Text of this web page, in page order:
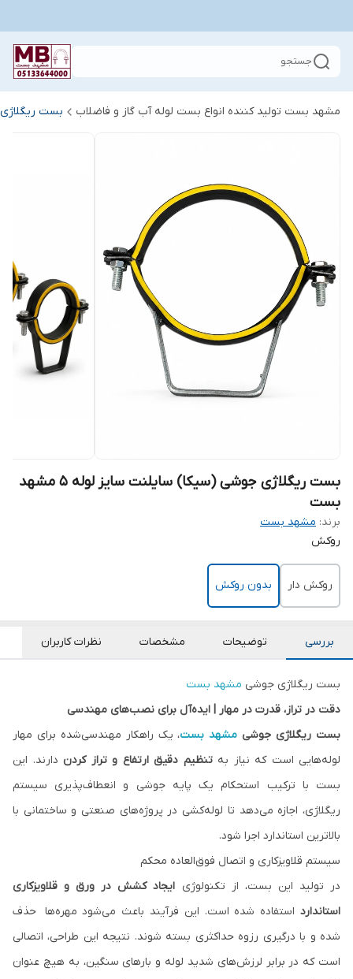
جستجو
مشهد بست تولید کننده انواع بست لوله آب گاز و فاضلاب بست
بست ریگلاژی جوشی (سیکا) سایلنت سایز لوله 5 مشهد
بست
برند: مشهد بست
روکش
روکش دار بدون روکش
بررسی توضیحات مشخصات نظرات کاربران
بست ریگلاژی جوشی مشهد بست
دقت در تراز، قدرت در مهار | ایده‌آل برای نصب‌های مهندسی
بست ریگلاژی جوشی مشهد بست، یک راهکار مهندسی‌شده برای مهار
لوله‌هایی است که نیاز بهتنظیم دقیق ارتفاع و تراز کردن دارند. این
بست با ترکیب استحکام یک پایه جوشی و انعطاف‌‌پذیری سیستم
ریگلاژی، اجازه می‌دهد تا لوله‌کشی در پروژه‌های صنعتی و ساختمانی با
بالاترین استاندارد اجرا شود.
سیستم قلاویزکاری و اتصال فوق‌العاده محکم
در تولید این بست، از تکنولوژی ایجاد کشش در ورق و قلاویزکاری
استاندارد استفاده شده است. این فرآیند باعث می‌شود مهره‌ها حذف
شده و با درگیری رزوه حداکثری بسته شوند. نتیجه این طراحی، اتصالی
است که در برابر لرزش‌های شدید لوله و بارهای سنگین، به هیچ عنوان